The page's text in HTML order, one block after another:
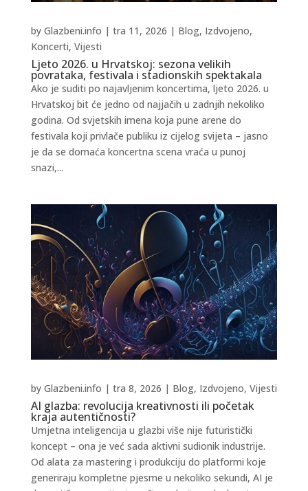
Ljeto 2026. u Hrvatskoj: sezona velikih
povrataka, festivala i stadionskih spektakala
by Glazbeni.info | tra 11, 2026 | Blog, Izdvojeno,
Koncerti, Vijesti
Ako je suditi po najavljenim koncertima, ljeto 2026. u
Hrvatskoj bit će jedno od najjačih u zadnjih nekoliko
godina. Od svjetskih imena koja pune arene do
festivala koji privlače publiku iz cijelog svijeta – jasno
je da se domaća koncertna scena vraća u punoj
snazi,...
AI glazba: revolucija kreativnosti ili početak
kraja autentičnosti?
by Glazbeni.info | tra 8, 2026 | Blog, Izdvojeno, Vijesti
Umjetna inteligencija u glazbi više nije futuristički
koncept – ona je već sada aktivni sudionik industrije.
Od alata za mastering i produkciju do platformi koje
generiraju kompletne pjesme u nekoliko sekundi, AI je